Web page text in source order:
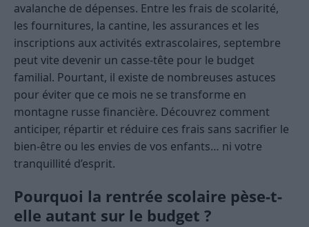
avalanche de dépenses. Entre les frais de scolarité,
les fournitures, la cantine, les assurances et les
inscriptions aux activités extrascolaires, septembre
peut vite devenir un casse-tête pour le budget
familial. Pourtant, il existe de nombreuses astuces
pour éviter que ce mois ne se transforme en
montagne russe financière. Découvrez comment
anticiper, répartir et réduire ces frais sans sacrifier le
bien-être ou les envies de vos enfants… ni votre
tranquillité d’esprit.
Pourquoi la rentrée scolaire pèse-t-
elle autant sur le budget ?